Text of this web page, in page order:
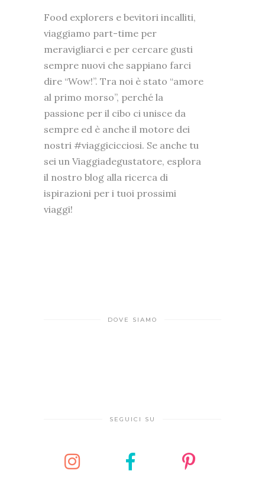
Food explorers e bevitori incalliti,
viaggiamo part-time per
meravigliarci e per cercare gusti
sempre nuovi che sappiano farci
dire “Wow!”. Tra noi è stato “amore
al primo morso”, perché la
passione per il cibo ci unisce da
sempre ed è anche il motore dei
nostri #viaggicicciosi. Se anche tu
sei un Viaggiadegustatore, esplora
il nostro blog alla ricerca di
ispirazioni per i tuoi prossimi
viaggi!
DOVE SIAMO
SEGUICI SU